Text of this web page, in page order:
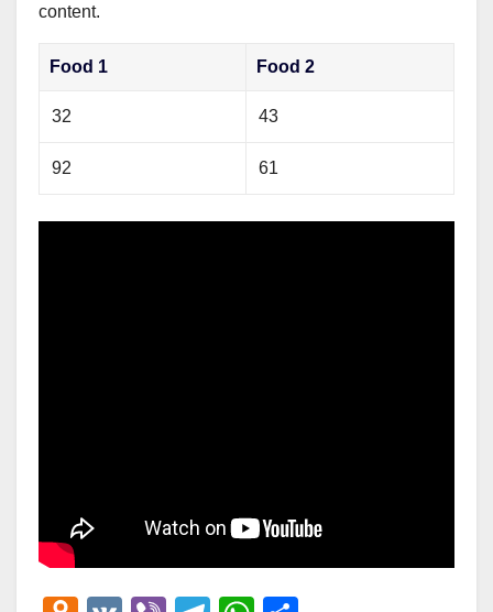
content.
Food 1 Food 2
32 43
92 61